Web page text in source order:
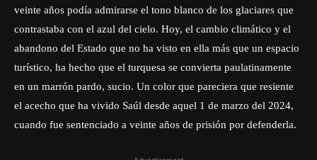
veinte años podía admirarse el tono blanco de los glaciares que
contrastaba con el azul del cielo. Hoy, el cambio climático y el
abandono del Estado que no ha visto en ella más que un espacio
turístico, ha hecho que el turquesa se convierta paulatinamente
en un marrón pardo, sucio. Un color que pareciera que resiente
el acecho que ha vivido Saúl desde aquel 1 de marzo del 2024,
cuando fue sentenciado a veinte años de prisión por defenderla.